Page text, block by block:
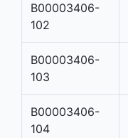
B00003406-
102
B00003406-
103
B00003406-
104